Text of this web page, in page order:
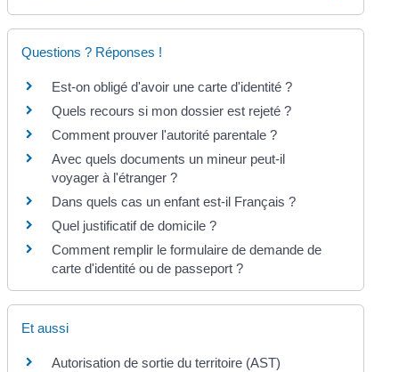
Questions ? Réponses !
Est-on obligé d'avoir une carte d'identité ?
Quels recours si mon dossier est rejeté ?
Comment prouver l'autorité parentale ?
Avec quels documents un mineur peut-il
voyager à l'étranger ?
Dans quels cas un enfant est-il Français ?
Quel justificatif de domicile ?
Comment remplir le formulaire de demande de
carte d'identité ou de passeport ?
Et aussi
Autorisation de sortie du territoire (AST)